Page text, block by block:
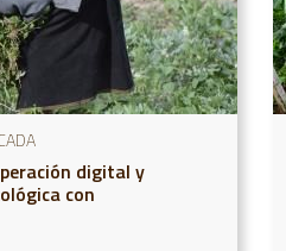
digital y
con